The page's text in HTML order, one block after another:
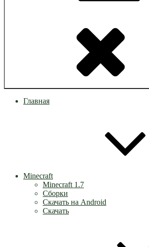
Главная
Minecraft
Minecraft 1.7
Сборки
Скачать на Android
Скачать